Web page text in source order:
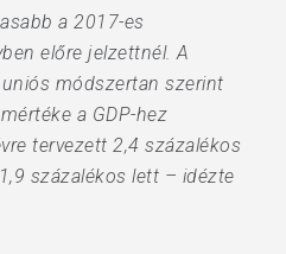
a 2017-es
előre jelzettnél. A
módszertan szerint
a GDP-hez
tervezett 2,4 százalékos
százalékos lett – idézte